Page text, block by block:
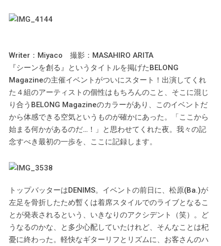
Writer：Miyaco 撮影：MASAHIRO ARITA
『シーンを創る』というタイトルを掲げたBELONG
Magazineの主催イベントがついにスタート！出演してくれ
た４組のアーティストの個性はもちろんのこと、そこに混じ
り合うBELONG Magazineのカラーがあり、このイベントだ
から体感できる空気というものが確かにあった。「ここから
始まる何かがあるのだ…！」と思わせてくれた夜。我々の記
念すべき最初の一歩を、ここに記録します。
トップバッターはDENIMS。イベントの前日に、松原(Ba.)が
左足を骨折したため暫くは着席スタイルでのライブとなるこ
とが発表されるという、いきなりのアクシデント（笑）。ど
うなるのかな、と多少心配していたけれど、そんなことは杞
憂に終わった。軽快なギターリフとリズムに、お客さんのハ